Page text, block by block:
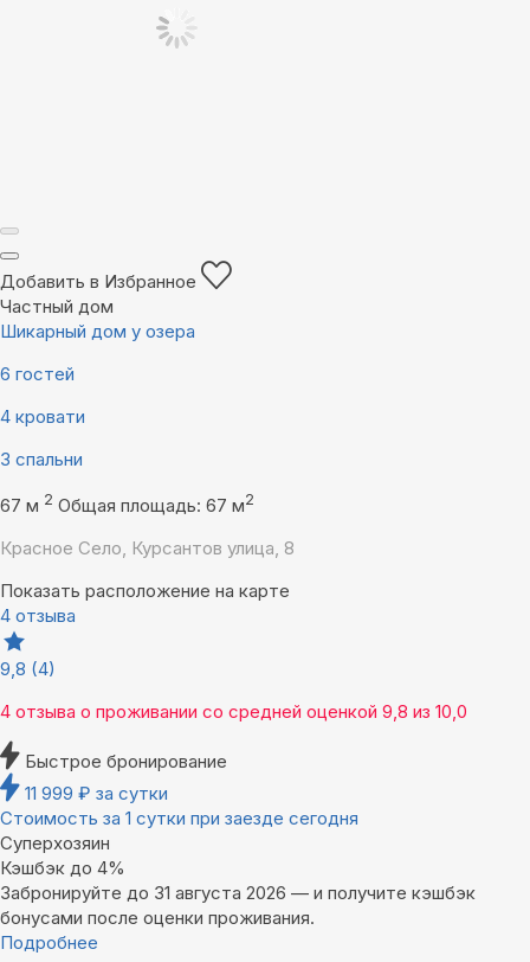
Добавить в Избранное
Частный дом
Шикарный дом у озера
6 гостей
4 кровати
3 спальни
67 м 2 Общая площадь: 67 м2
Красное Село, Курсантов улица, 8
Показать расположение на карте
4 отзыва
9,8 (4)
4 отзыва о проживании со средней оценкой 9,8 из 10,0
Быстрое бронирование
11 999 ₽ за сутки
Стоимость за 1 сутки при заезде сегодня
Суперхозяин
Кэшбэк до 4%
Забронируйте до 31 августа 2026 — и получите кэшбэк
бонусами после оценки проживания.
Подробнее